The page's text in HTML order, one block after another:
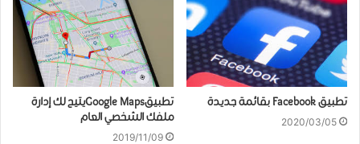
تطبيق Facebook بقائمة جديدة
2020/03/05
تطبيقGoogle Mapsيتيح لك إدارة
ملفك الشخصي العام
2019/11/09